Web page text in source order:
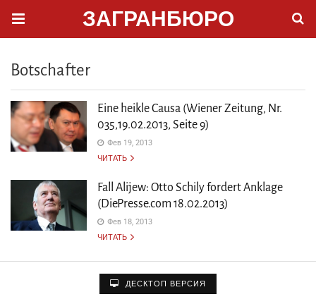
ЗАГРАНБЮРО
Botschafter
Eine heikle Causa (Wiener Zeitung, Nr.
035,19.02.2013, Seite 9)
Фев 19, 2013
ЧИТАТЬ
Fall Alijew: Otto Schily fordert Anklage
(DiePresse.com 18.02.2013)
Фев 18, 2013
ЧИТАТЬ
ДЕСКТОП ВЕРСИЯ